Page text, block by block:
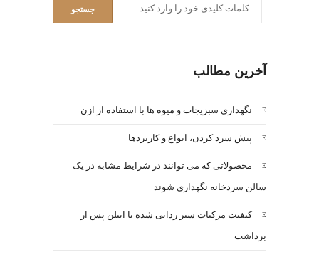
آخرین مطالب
نگهداری سبزیجات و میوه ها با استفاده از ازن
پیش سرد کردن، انواع و کاربردها
محصولاتی که می توانند در شرایط مشابه در یک
سالن سردخانه نگهداری شوند
کیفیت مرکبات سبز زدایی شده با اتیلن پس از
برداشت